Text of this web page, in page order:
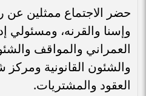
حضر الاجتماع ممثلين عن
وإسنا والقرنه، ومسئولي
العمراني والمواقف
والشئون القانونية
العقود والمشتريات.